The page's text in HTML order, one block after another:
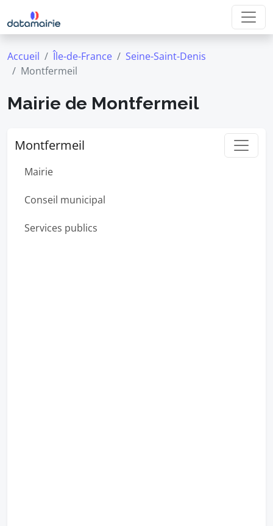
Accueil Île-de-France
Seine-Saint-Denis
Montfermeil
Mairie de Montfermeil
Montfermeil
Mairie
Conseil municipal
Services publics